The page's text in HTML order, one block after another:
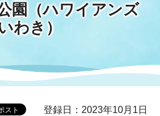
園（ハワイアンズ
わき）
登録日：2023年10月1日